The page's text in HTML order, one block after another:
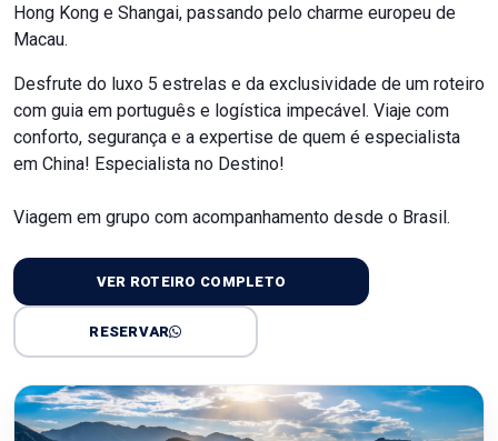
Hong Kong e Shangai, passando pelo charme europeu de
Macau.
Desfrute do luxo 5 estrelas e da exclusividade de um roteiro
com guia em português e logística impecável. Viaje com
conforto, segurança e a expertise de quem é especialista
em China! Especialista no Destino!
Viagem em grupo com acompanhamento desde o Brasil.
VER ROTEIRO COMPLETO
RESERVAR